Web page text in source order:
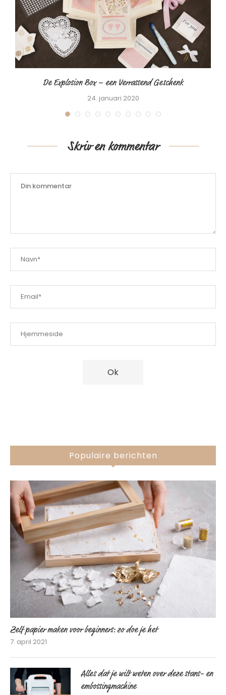
De Explosion Box – een Verrassend Geschenk
24. januari 2020
Skriv en kommentar
Populaire berichten
Zelf papier maken voor beginners: zo doe je het
7. april 2021
Alles dat je wilt weten over deze stans- en
embossingmachine